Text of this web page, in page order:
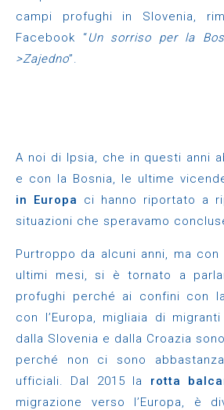
campi profughi in Slovenia,
Facebook “Un sorriso per la
>Zajedno”.
A noi di Ipsia, che in questi anni
e con la Bosnia, le ultime
in Europa
ci hanno riportato a
situazioni che speravamo
Purtroppo da alcuni anni, ma
ultimi mesi, si è tornato a
profughi perché ai confini con
con l’Europa, migliaia di
dalla Slovenia e dalla Croazia
perché non ci sono
ufficiali. Dal 2015 la rotta
migrazione verso l’Europa, è